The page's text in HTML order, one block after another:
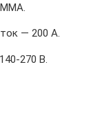
— 200 А.
270 В.